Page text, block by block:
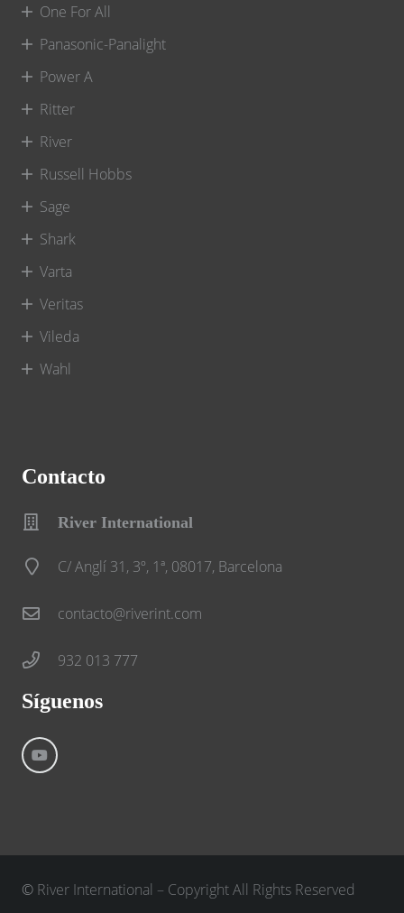
One For All
Panasonic-Panalight
Power A
Ritter
River
Russell Hobbs
Sage
Shark
Varta
Veritas
Vileda
Wahl
Contacto
River International
C/ Anglí 31, 3º, 1ª, 08017, Barcelona
contacto@riverint.com
932 013 777
Síguenos
© River International – Copyright All Rights Reserved